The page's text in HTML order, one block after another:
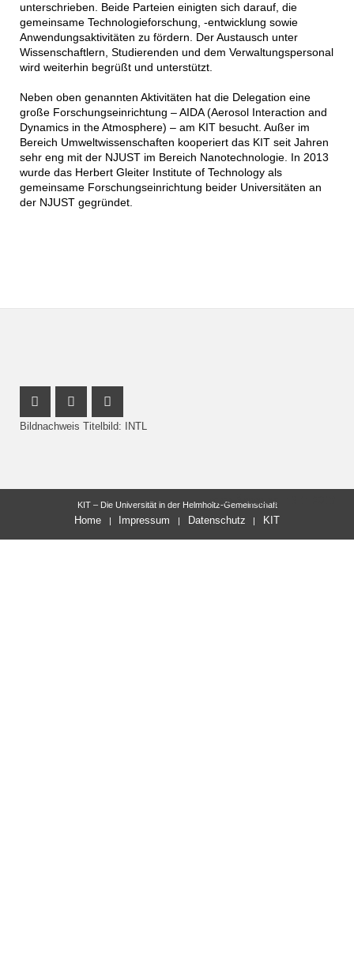
unterschrieben. Beide Parteien einigten sich darauf, die
gemeinsame Technologieforschung, -entwicklung sowie
Anwendungsaktivitäten zu fördern. Der Austausch unter
Wissenschaftlern, Studierenden und dem Verwaltungspersonal
wird weiterhin begrüßt und unterstützt.
Neben oben genannten Aktivitäten hat die Delegation eine
große Forschungseinrichtung – AIDA (Aerosol Interaction and
Dynamics in the Atmosphere) – am KIT besucht. Außer im
Bereich Umweltwissenschaften kooperiert das KIT seit Jahren
sehr eng mit der NJUST im Bereich Nanotechnologie. In 2013
wurde das Herbert Gleiter Institute of Technology als
gemeinsame Forschungseinrichtung beider Universitäten an
der NJUST gegründet.
Instagram Profil
Youtube Profil
Facebook Profil
Bildnachweis Titelbild: INTL
letzte Änderung: 16.11.2018
KIT – Die Universität in der Helmholtz-Gemeinschaft
Home Impressum Datenschutz KIT